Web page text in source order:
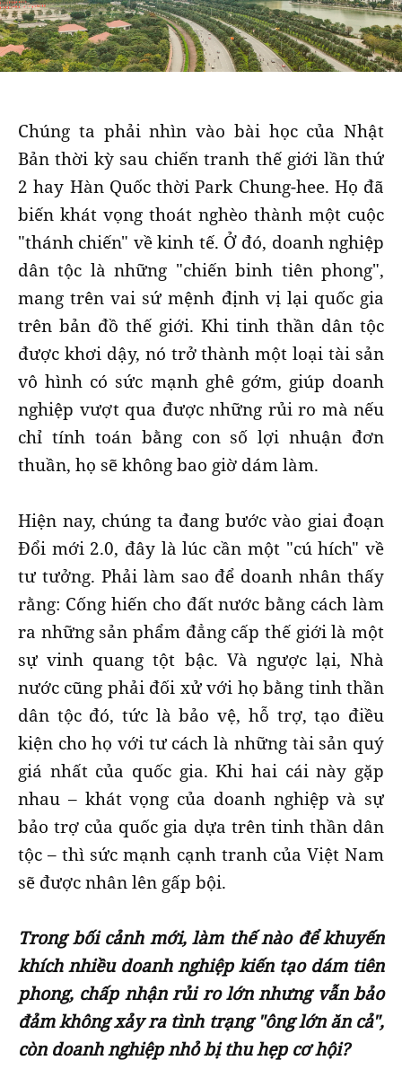
Chúng ta phải nhìn vào bài học của Nhật
Bản thời kỳ sau chiến tranh thế giới lần thứ
2 hay Hàn Quốc thời Park Chung-hee. Họ đã
biến khát vọng thoát nghèo thành một cuộc
"thánh chiến" về kinh tế. Ở đó, doanh nghiệp
dân tộc là những "chiến binh tiên phong",
mang trên vai sứ mệnh định vị lại quốc gia
trên bản đồ thế giới. Khi tinh thần dân tộc
được khơi dậy, nó trở thành một loại tài sản
vô hình có sức mạnh ghê gớm, giúp doanh
nghiệp vượt qua được những rủi ro mà nếu
chỉ tính toán bằng con số lợi nhuận đơn
thuần, họ sẽ không bao giờ dám làm.
Hiện nay, chúng ta đang bước vào giai đoạn
Đổi mới 2.0, đây là lúc cần một "cú hích" về
tư tưởng. Phải làm sao để doanh nhân thấy
rằng: Cống hiến cho đất nước bằng cách làm
ra những sản phẩm đẳng cấp thế giới là một
sự vinh quang tột bậc. Và ngược lại, Nhà
nước cũng phải đối xử với họ bằng tinh thần
dân tộc đó, tức là bảo vệ, hỗ trợ, tạo điều
kiện cho họ với tư cách là những tài sản quý
giá nhất của quốc gia. Khi hai cái này gặp
nhau – khát vọng của doanh nghiệp và sự
bảo trợ của quốc gia dựa trên tinh thần dân
tộc – thì sức mạnh cạnh tranh của Việt Nam
sẽ được nhân lên gấp bội.
Trong bối cảnh mới, làm thế nào để khuyến
khích nhiều doanh nghiệp kiến tạo dám tiên
phong, chấp nhận rủi ro lớn nhưng vẫn bảo
đảm không xảy ra tình trạng "ông lớn ăn cả",
còn doanh nghiệp nhỏ bị thu hẹp cơ hội?